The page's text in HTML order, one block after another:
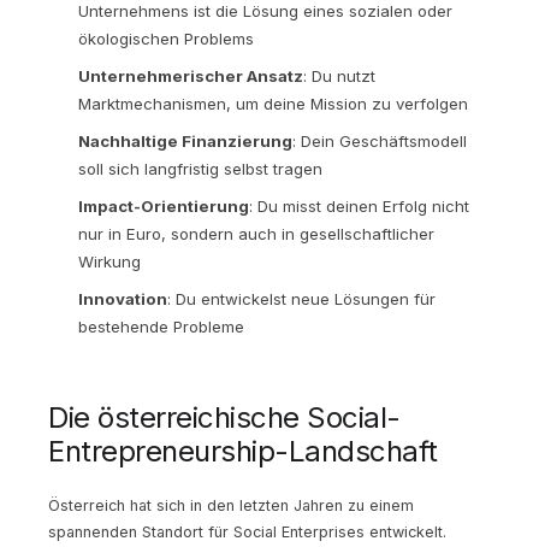
Unternehmens ist die Lösung eines sozialen oder
ökologischen Problems
Unternehmerischer Ansatz: Du nutzt
Marktmechanismen, um deine Mission zu verfolgen
Nachhaltige Finanzierung: Dein Geschäftsmodell
soll sich langfristig selbst tragen
Impact-Orientierung: Du misst deinen Erfolg nicht
nur in Euro, sondern auch in gesellschaftlicher
Wirkung
Innovation: Du entwickelst neue Lösungen für
bestehende Probleme
Die österreichische Social-
Entrepreneurship-Landschaft
Österreich hat sich in den letzten Jahren zu einem
spannenden Standort für Social Enterprises entwickelt.